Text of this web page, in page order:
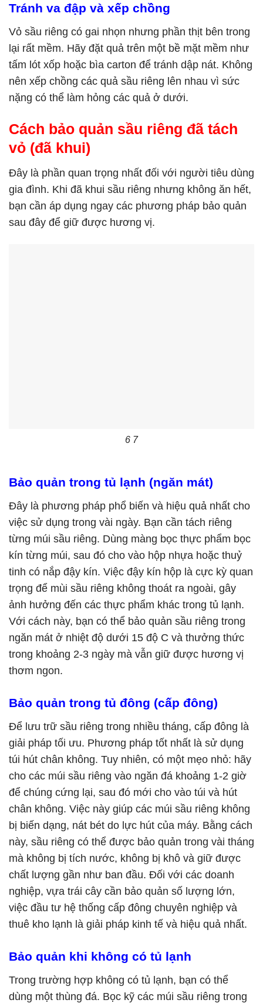
Tránh va đập và xếp chồng
Vỏ sầu riêng có gai nhọn nhưng phần thịt bên trong
lại rất mềm. Hãy đặt quả trên một bề mặt mềm như
tấm lót xốp hoặc bìa carton để tránh dập nát. Không
nên xếp chồng các quả sầu riêng lên nhau vì sức
nặng có thể làm hỏng các quả ở dưới.
Cách bảo quản sầu riêng đã tách
vỏ (đã khui)
Đây là phần quan trọng nhất đối với người tiêu dùng
gia đình. Khi đã khui sầu riêng nhưng không ăn hết,
bạn cần áp dụng ngay các phương pháp bảo quản
sau đây để giữ được hương vị.
6 7
Bảo quản trong tủ lạnh (ngăn mát)
Đây là phương pháp phổ biến và hiệu quả nhất cho
việc sử dụng trong vài ngày. Bạn cần tách riêng
từng múi sầu riêng. Dùng màng bọc thực phẩm bọc
kín từng múi, sau đó cho vào hộp nhựa hoặc thuỷ
tinh có nắp đậy kín. Việc đậy kín hộp là cực kỳ quan
trọng để mùi sầu riêng không thoát ra ngoài, gây
ảnh hưởng đến các thực phẩm khác trong tủ lạnh.
Với cách này, bạn có thể bảo quản sầu riêng trong
ngăn mát ở nhiệt độ dưới 15 độ C và thưởng thức
trong khoảng 2-3 ngày mà vẫn giữ được hương vị
thơm ngon.
Bảo quản trong tủ đông (cấp đông)
Để lưu trữ sầu riêng trong nhiều tháng, cấp đông là
giải pháp tối ưu. Phương pháp tốt nhất là sử dụng
túi hút chân không. Tuy nhiên, có một mẹo nhỏ: hãy
cho các múi sầu riêng vào ngăn đá khoảng 1-2 giờ
để chúng cứng lại, sau đó mới cho vào túi và hút
chân không. Việc này giúp các múi sầu riêng không
bị biến dạng, nát bét do lực hút của máy. Bằng cách
này, sầu riêng có thể được bảo quản trong vài tháng
mà không bị tích nước, không bị khô và giữ được
chất lượng gần như ban đầu. Đối với các doanh
nghiệp, vựa trái cây cần bảo quản số lượng lớn,
việc đầu tư hệ thống cấp đông chuyên nghiệp và
thuê kho lạnh là giải pháp kinh tế và hiệu quả nhất.
Bảo quản khi không có tủ lạnh
Trong trường hợp không có tủ lạnh, bạn có thể
dùng một thùng đá. Bọc kỹ các múi sầu riêng trong